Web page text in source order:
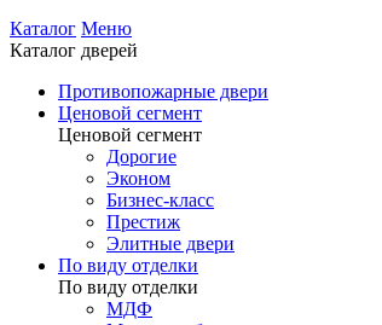
Каталог Меню
Каталог дверей
Противопожарные двери
Ценовой сегмент
Ценовой сегмент
Дорогие
Эконом
Бизнес-класс
Престиж
Элитные двери
По виду отделки
По виду отделки
МДФ